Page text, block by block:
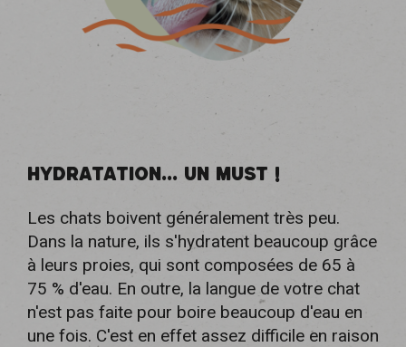
HYDRATATION... UN MUST !
Les chats boivent généralement très peu.
Dans la nature, ils s'hydratent beaucoup grâce
à leurs proies, qui sont composées de 65 à
75 % d'eau. En outre, la langue de votre chat
n'est pas faite pour boire beaucoup d'eau en
une fois. C'est en effet assez difficile en raison